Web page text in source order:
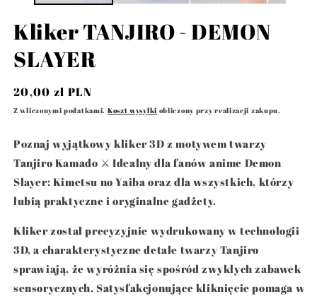
Kliker TANJIRO - DEMON
SLAYER
Cena
regularna
20,00 zł PLN
Z wliczonymi podatkami. Koszt wysyłki obliczony przy realizacji zakupu.
Poznaj wyjątkowy kliker 3D z motywem twarzy
Tanjiro Kamado ⚔️ Idealny dla fanów anime Demon
Slayer: Kimetsu no Yaibaoraz dla wszystkich, którzy
lubią praktyczne i oryginalne gadżety.
Kliker został precyzyjnie wydrukowany w technologii
3D, a charakterystyczne detale twarzy Tanjiro
sprawiają, że wyróżnia się spośród zwykłych zabawek
sensorycznych. Satysfakcjonujące kliknięcie pomaga w